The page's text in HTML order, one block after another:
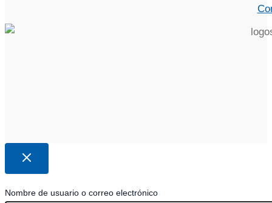
Nombre de usuario o correo electrónico